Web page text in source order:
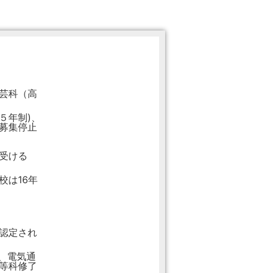
科（高
年制)、
集停止
ける
は16年
定され
電気通
科修了